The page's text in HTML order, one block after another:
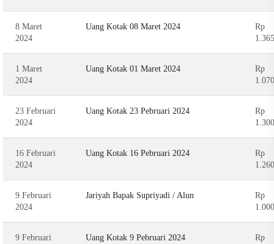
8 Maret
2024
Uang Kotak 08 Maret 2024
Rp
1 Maret
2024
Uang Kotak 01 Maret 2024
Rp
23 Februari
2024
Uang Kotak 23 Pebruari 2024
Rp
16 Februari
2024
Uang Kotak 16 Pebruari 2024
Rp
9 Februari
2024
Jariyah Bapak Supriyadi / Alun
Rp
9 Februari
Uang Kotak 9 Pebruari 2024
Rp